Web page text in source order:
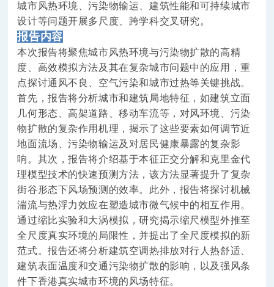
城市风热环境、污染物输运、建筑性能和可持续城市
设计等问题开展多尺度、跨学科交叉研究。
报告内容
本次报告将聚焦城市风热环境与污染物扩散的高精
度、高效模拟方法及其在复杂城市问题中的应用，重
点探讨通风不良、空气污染和城市过热等关键挑战。
首先，报告将分析城市和建筑局地特征，如建筑立面
几何形态、高架道路、移动车流等，对风环境、污染
物扩散的复杂作用机理，揭示了这些要素如何调节近
地面流场、污染物输运及对居民健康暴露的复杂影
响。其次，报告将介绍基于本征正交分解和克里金代
理模型技术的快速预测方法，该方法显著提升了复杂
街谷形态下风场预测的效率。此外，报告将探讨机械
湍流与热浮力效应在塑造城市微气候中的相互作用。
通过缩比实验和大涡模拟，研究揭示缩尺模型外推至
全尺度真实环境的局限性，并提出了全尺度模拟的新
范式。报告还将分析建筑空调热排放对行人热舒适、
建筑表面温度和交通污染物扩散的影响，以及强风条
件下香港真实城市环境的风场特征。